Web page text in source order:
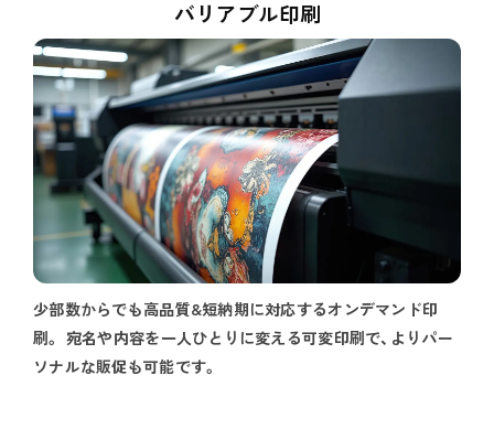
バリアブル印刷
少部数からでも高品質&短納期に対応するオンデマンド印
刷。 宛名や内容を一人ひとりに変える可変印刷で、よりパー
ソナルな販促も可能です。